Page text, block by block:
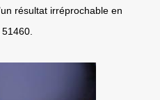
résultat irréprochable en